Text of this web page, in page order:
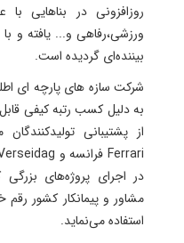
روزافزونی در بناهایی
ورزشی،رفاهی و... یافته و
بیننده‌ای گردیده‌ است.
شرکت سازه های پارچه ای
به دلیل کسب رتبه کیفی قابل
در اجرای پروژه‌های
مشاور و پیمانکار کشور رقم
استفاده می‌نماید.